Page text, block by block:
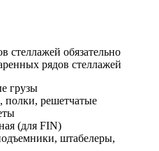
стеллажей обязательно
рядов стеллажей
грузы
решетчатые
(для FIN)
штабелеры,